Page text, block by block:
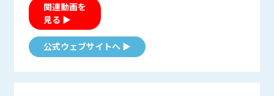
関連動画を
見る ▶
公式ウェブサイトへ ▶